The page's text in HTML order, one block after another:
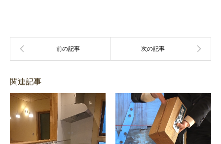
関連記事